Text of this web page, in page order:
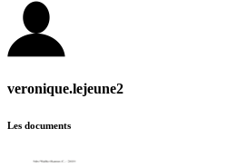
veronique.lejeune2
Les documents